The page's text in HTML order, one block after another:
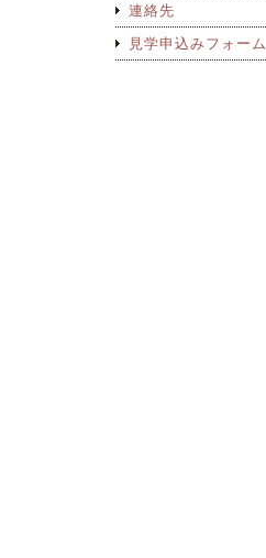
連絡先
見学申込みフォーム